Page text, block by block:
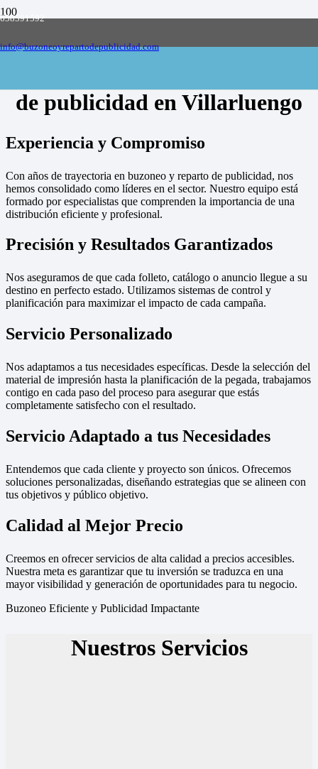
658591592
info@buzoneoyrepartodepublicidad.com
Empresa de buzoneo y reparto de publicidad
de publicidad en Villarluengo
Experiencia y Compromiso
Con años de trayectoria en buzoneo y reparto de publicidad, nos
hemos consolidado como líderes en el sector. Nuestro equipo está
formado por especialistas que comprenden la importancia de una
distribución eficiente y profesional.
Precisión y Resultados Garantizados
Nos aseguramos de que cada folleto, catálogo o anuncio llegue a su
destino en perfecto estado. Utilizamos sistemas de control y
planificación para maximizar el impacto de cada campaña.
Servicio Personalizado
Nos adaptamos a tus necesidades específicas. Desde la selección del
material de impresión hasta la planificación de la pegada, trabajamos
contigo en cada paso del proceso para asegurar que estás
completamente satisfecho con el resultado.
Servicio Adaptado a tus Necesidades
Entendemos que cada cliente y proyecto son únicos. Ofrecemos
soluciones personalizadas, diseñando estrategias que se alineen con
tus objetivos y público objetivo.
Calidad al Mejor Precio
Creemos en ofrecer servicios de alta calidad a precios accesibles.
Nuestra meta es garantizar que tu inversión se traduzca en una
mayor visibilidad y generación de oportunidades para tu negocio.
Buzoneo Eficiente y Publicidad Impactante
Nuestros Servicios